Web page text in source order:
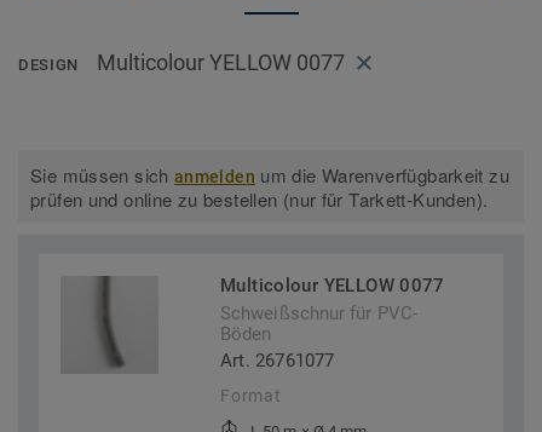
DESIGN Multicolour YELLOW 0077
Sie müssen sichanmelden um die Warenverfügbarkeit zu
prüfen und online zu bestellen (nur für Tarkett-Kunden).
Multicolour YELLOW 0077
Schweißschnur für PVC-
Böden
Art. 26761077
Format